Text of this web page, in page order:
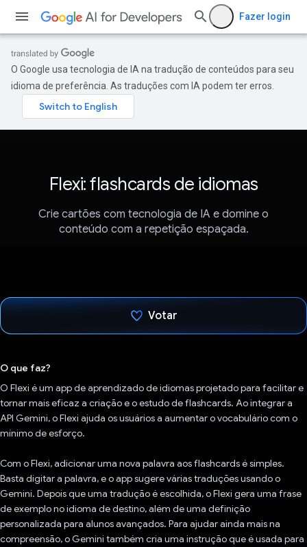
Fazer login
O Google usa tecnologia de IA na tradução de conteúdos para seu
idioma de preferência. As traduções com IA podem ter erros.
Flexi: flashcards de idiomas
Crie cartões com tecnologia de IA e domine o
conteúdo com a repetição espaçada.
Votar
O que faz?
O Flexi é um app de aprendizado de idiomas projetado para facilitar e
tornar mais eficaz a criação e o estudo de flashcards. Ao integrar a
API Gemini, o Flexi ajuda os usuários a aumentar o vocabulário com o
mínimo de esforço.
Com o Flexi, adicionar uma nova palavra aos flashcards é simples.
Basta digitar a palavra, e o app sugere várias traduções usando o
Gemini. Depois que uma tradução é escolhida, o Flexi gera uma frase
de exemplo no idioma de destino, além de uma definição
personalizada para alunos avançados. Para ajudar ainda mais na
compreensão, o Gemini também cria uma instrução que é usada para